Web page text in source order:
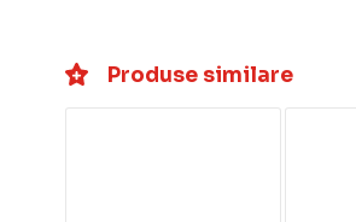
Produse similare